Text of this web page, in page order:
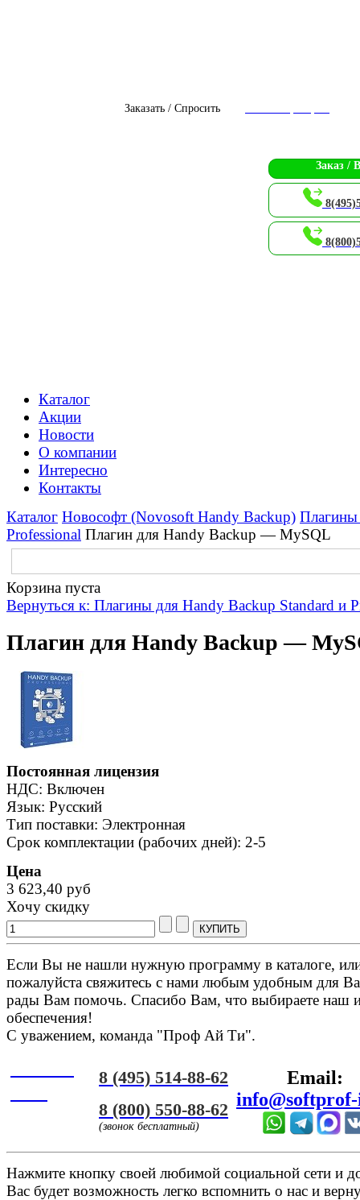
Заказать / Спросить
Заказ /
Каталог
Акции
Новости
О компании
Интересно
Контакты
Каталог Новософт (Novosoft Handy Backup) Плагины
Professional Плагин для Handy Backup — MySQL
Корзина пуста
Вернуться к: Плагины для Handy Backup Standard и
Плагин для Handy Backup —
Постоянная лицензия
НДС: Включен
Язык: Русский
Тип поставки: Электронная
Срок комплектации (рабочих дней): 2-5
Цена
3 623,40 руб
Хочу скидку
Если Вы не нашли нужную программу в каталоге,
пожалуйста свяжитесь с нами любым удобным для
рады Вам помочь. Спасибо Вам, что выбираете наш
обеспечения!
С уважением, команда "Проф Ай Ти".
8 (495) 514-88-62
8 (800) 550-88-62
(звонок бесплатный)
Email:
Нажмите кнопку своей любимой социальной сети и
Вас будет возможность легко вспомнить о нас и